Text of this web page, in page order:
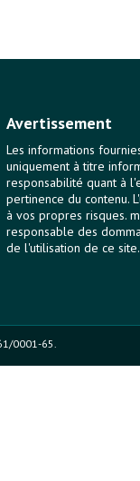
Avertissement
Les informations
uniquement à titre
responsabilité quant à
pertinence du contenu.
à vos propres risques.
responsable des
de l'utilisation de ce site.
0001-65.